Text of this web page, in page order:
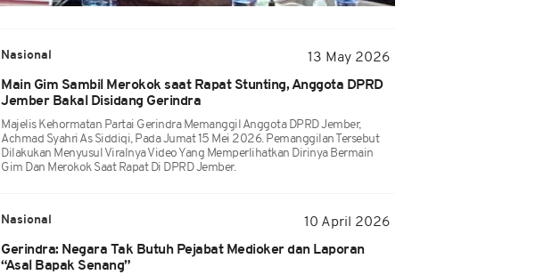
Nasional
13 May 2026
Main Gim Sambil Merokok saat Rapat Stunting, Anggota DPRD
Jember Bakal Disidang Gerindra
Majelis Kehormatan Partai Gerindra Memanggil Anggota DPRD Jember,
Achmad Syahri As Siddiqi, Pada Jumat 15 Mei 2026. Pemanggilan Tersebut
Dilakukan Menyusul Viralnya Video Yang Memperlihatkan Dirinya Bermain
Gim Dan Merokok Saat Rapat Di DPRD Jember.
Nasional
10 April 2026
Gerindra: Negara Tak Butuh Pejabat Medioker dan Laporan
“Asal Bapak Senang”